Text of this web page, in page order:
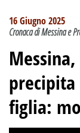
16 Giugno 2025
Cronaca di Messina e
precipita
figlia: